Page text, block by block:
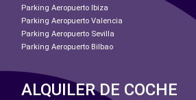
Parking Aeropuerto Ibiza
Parking Aeropuerto Valencia
Parking Aeropuerto Sevilla
Parking Aeropuerto Bilbao
ALQUILER DE COCHE